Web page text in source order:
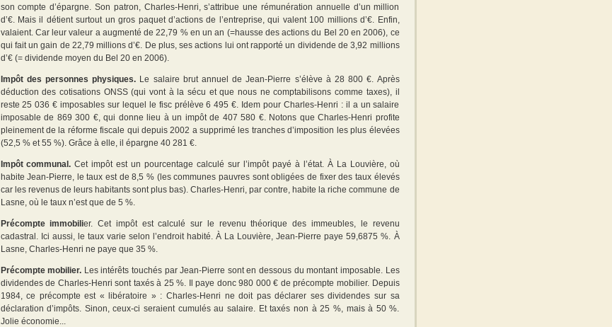
son compte d’épargne. Son patron, Charles-Henri, s’attribue une rémunération annuelle d’un million
d’€. Mais il détient surtout un gros paquet d’actions de l’entreprise, qui valent 100 millions d’€. Enfin,
valaient. Car leur valeur a augmenté de 22,79 % en un an (=hausse des actions du Bel 20 en 2006), ce
qui fait un gain de 22,79 millions d’€. De plus, ses actions lui ont rapporté un dividende de 3,92 millions
d’€ (= dividende moyen du Bel 20 en 2006).
Impôt des personnes physiques. Le salaire brut annuel de Jean-Pierre s’élève à 28 800 €. Après
déduction des cotisations ONSS (qui vont à la sécu et que nous ne comptabilisons comme taxes), il
reste 25 036 € imposables sur lequel le fisc prélève 6 495 €. Idem pour Charles-Henri : il a un salaire
imposable de 869 300 €, qui donne lieu à un impôt de 407 580 €. Notons que Charles-Henri profite
pleinement de la réforme fiscale qui depuis 2002 a supprimé les tranches d’imposition les plus élevées
(52,5 % et 55 %). Grâce à elle, il épargne 40 281 €.
Impôt communal. Cet impôt est un pourcentage calculé sur l’impôt payé à l’état. À La Louvière, où
habite Jean-Pierre, le taux est de 8,5 % (les communes pauvres sont obligées de fixer des taux élevés
car les revenus de leurs habitants sont plus bas). Charles-Henri, par contre, habite la riche commune de
Lasne, où le taux n’est que de 5 %.
Précompte immobilier. Cet impôt est calculé sur le revenu théorique des immeubles, le revenu
cadastral. Ici aussi, le taux varie selon l’endroit habité. À La Louvière, Jean-Pierre paye 59,6875 %. À
Lasne, Charles-Henri ne paye que 35 %.
Précompte mobilier. Les intérêts touchés par Jean-Pierre sont en dessous du montant imposable. Les
dividendes de Charles-Henri sont taxés à 25 %. Il paye donc 980 000 € de précompte mobilier. Depuis
1984, ce précompte est « libératoire » : Charles-Henri ne doit pas déclarer ses dividendes sur sa
déclaration d’impôts. Sinon, ceux-ci seraient cumulés au salaire. Et taxés non à 25 %, mais à 50 %.
Jolie économie...